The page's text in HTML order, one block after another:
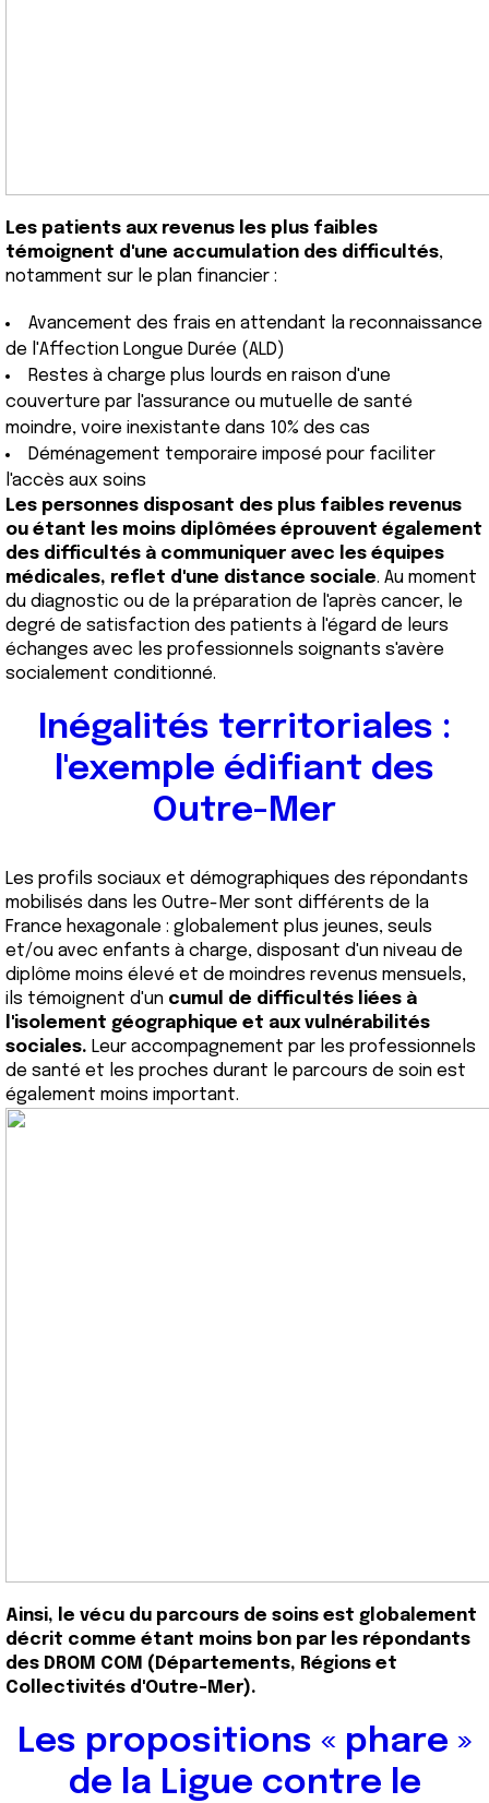
Les patients aux revenus les plus faibles
témoignent d'une accumulation des difficultés,
notamment sur le plan financier :
Avancement des frais en attendant la reconnaissance
de l'Affection Longue Durée (ALD)
Restes à charge plus lourds en raison d'une
couverture par l'assurance ou mutuelle de santé
moindre, voire inexistante dans 10% des cas
Déménagement temporaire imposé pour faciliter
l'accès aux soins
Les personnes disposant des plus faibles revenus
ou étant les moins diplômées éprouvent également
des difficultés à communiquer avec les équipes
médicales, reflet d'une distance sociale. Au moment
du diagnostic ou de la préparation de l'après cancer, le
degré de satisfaction des patients à l'égard de leurs
échanges avec les professionnels soignants s'avère
socialement conditionné.
Inégalités territoriales :
l'exemple édifiant des
Outre-Mer
Les profils sociaux et démographiques des répondants
mobilisés dans les Outre-Mer sont différents de la
France hexagonale : globalement plus jeunes, seuls
et/ou avec enfants à charge, disposant d'un niveau de
diplôme moins élevé et de moindres revenus mensuels,
ils témoignent d'un cumul de difficultés liées à
l'isolement géographique et aux vulnérabilités
sociales. Leur accompagnement par les professionnels
de santé et les proches durant le parcours de soin est
également moins important.
Ainsi, le vécu du parcours de soins est globalement
décrit comme étant moins bon par les répondants
des DROM COM (Départements, Régions et
Collectivités d'Outre-Mer).
Les propositions « phare »
de la Ligue contre le